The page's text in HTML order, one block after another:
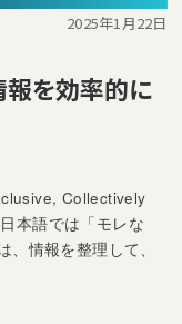
2025年1月22日
報を効率的に
Collectively
本語では「モレな
、情報を整理して、